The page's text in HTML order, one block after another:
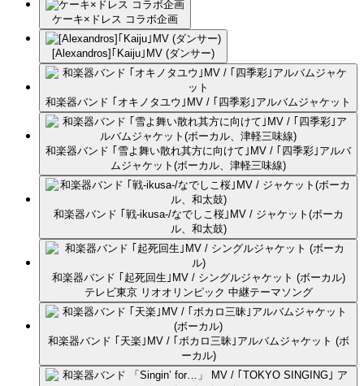
ケーキ×ドレス コラボ企画
[Alexandros]｢Kaiju｣MV (ダンサー)
和楽器バンド ｢オキノタユウ｣MV / ｢四季彩｣アルバムジャケット
和楽器バンド ｢雪よ舞い散れ其方に向けて｣MV / ｢四季彩｣アルバ
ムジャケット(ボーカル、津軽三味線)
和楽器バンド ｢戦-ikusa-/なでしこ桜｣MV / ジャケット(ボーカ
ル、和太鼓)
和楽器バンド ｢起死回生｣MV / シングルジャケット (ボーカル)
テレビ東京 リオオリンピック 中継テーマソング
和楽器バンド ｢天楽｣MV / ｢ボカロ三昧｣アルバムジャケット (ボ
ーカル)